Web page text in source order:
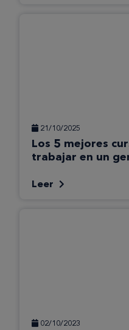
21/10/2025
Los 5 mejores
trabajar en un
Leer
02/10/2023